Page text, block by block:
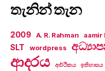
තැනින් තැන
2009 A. R. Rahman aamir
SLT wordpress
ආදරය ආර්ථිකය ඉතිහාසය